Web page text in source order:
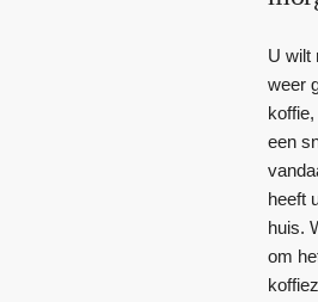
U wilt
weer
een
heeft
huis.
om